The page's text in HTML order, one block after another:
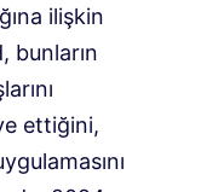
ilişkin
bunların
ettiğini,